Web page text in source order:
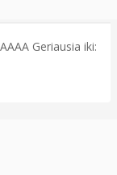
Geriausia iki: